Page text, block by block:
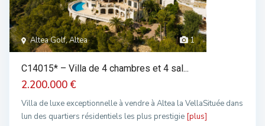
1
Altea Golf, Altea
C14015* – Villa de 4 chambres et 4 sal...
2.200.000 €
Villa de luxe exceptionnelle à vendre à Altea la VellaSituée dans
lun des quartiers résidentiels les plus prestigie [plus]